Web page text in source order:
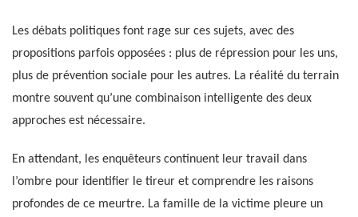
Les débats politiques font rage sur ces sujets, avec des
propositions parfois opposées : plus de répression pour les uns,
plus de prévention sociale pour les autres. La réalité du terrain
montre souvent qu’une combinaison intelligente des deux
approches est nécessaire.
En attendant, les enquêteurs continuent leur travail dans
l’ombre pour identifier le tireur et comprendre les raisons
profondes de ce meurtre. La famille de la victime pleure un